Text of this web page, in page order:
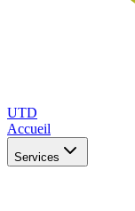
UTD
Accueil
Services